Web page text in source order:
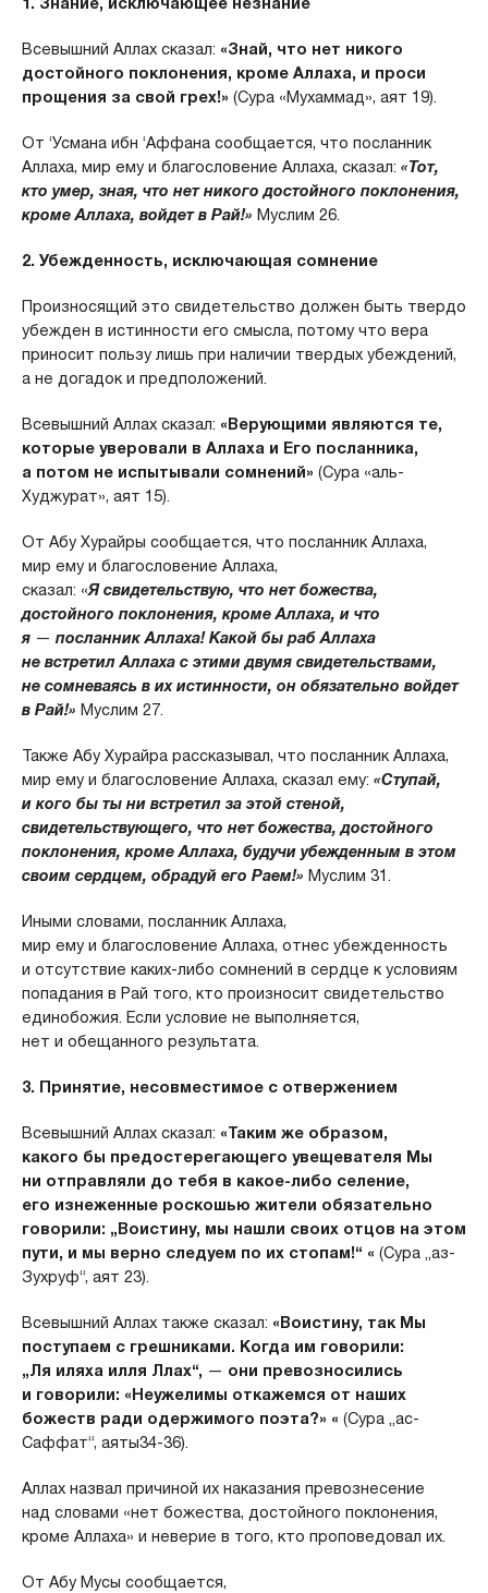
Всевышний Аллах сказал: «Знай, что нет никого
достойного поклонения, кроме Аллаха, и проси
прощения за свой грех!» (Сура «Мухаммад», аят 19).
От ‘Усмана ибн ‘Аффана сообщается, что посланник
Аллаха, мир ему и благословение Аллаха, сказал: «Тот,
кто умер, зная, что нет никого достойного поклонения,
кроме Аллаха, войдет в Рай!» Муслим 26.
2. Убежденность, исключающая сомнение
Произносящий это свидетельство должен быть твердо
убежден в истинности его смысла, потому что вера
приносит пользу лишь при наличии твердых убеждений,
а не догадок и предположений.
Всевышний Аллах сказал: «Верующими являются те,
которые уверовали в Аллаха и Его посланника,
а потом не испытывали сомнений» (Сура «аль-
Худжурат», аят 15).
От Абу Хурайры сообщается, что посланник Аллаха,
мир ему и благословение Аллаха,
сказал: «Я свидетельствую, что нет божества,
достойного поклонения, кроме Аллаха, и что
я — посланник Аллаха! Какой бы раб Аллаха
не встретил Аллаха с этими двумя свидетельствами,
не сомневаясь в их истинности, он обязательно войдет
в Рай!» Муслим 27.
Также Абу Хурайра рассказывал, что посланник Аллаха,
мир ему и благословение Аллаха, сказал ему: «Ступай,
и кого бы ты ни встретил за этой стеной,
свидетельствующего, что нет божества, достойного
поклонения, кроме Аллаха, будучи убежденным в этом
своим сердцем, обрадуй его Раем!» Муслим 31.
Иными словами, посланник Аллаха,
мир ему и благословение Аллаха, отнес убежденность
и отсутствие каких-либо сомнений в сердце к условиям
попадания в Рай того, кто произносит свидетельство
единобожия. Если условие не выполняется,
нет и обещанного результата.
3. Принятие, несовместимое с отвержением
Всевышний Аллах сказал: «Таким же образом,
какого бы предостерегающего увещевателя Мы
ни отправляли до тебя в какое-либо селение,
его изнеженные роскошью жители обязательно
говорили: „Воистину, мы нашли своих отцов на этом
пути, и мы верно следуем по их стопам!“ « (Сура „аз-
Зухруф“, аят 23).
Всевышний Аллах также сказал: «Воистину, так Мы
поступаем с грешниками. Когда им говорили:
„Ля иляха илля Ллах“, — они превозносились
и говорили: «Неужелимы откажемся от наших
божеств ради одержимого поэта?» « (Сура „ас-
Саффат“, аяты34-36).
Аллах назвал причиной их наказания превознесение
над словами «нет божества, достойного поклонения,
кроме Аллаха» и неверие в того, кто проповедовал их.
От Абу Мусы сообщается,